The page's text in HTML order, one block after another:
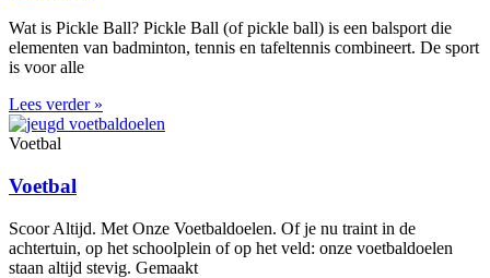
Wat is Pickle Ball? Pickle Ball (of pickle ball) is een balsport die
elementen van badminton, tennis en tafeltennis combineert. De sport
is voor alle
Lees verder »
Voetbal
Voetbal
Scoor Altijd. Met Onze Voetbaldoelen. Of je nu traint in de
achtertuin, op het schoolplein of op het veld: onze voetbaldoelen
staan altijd stevig. Gemaakt